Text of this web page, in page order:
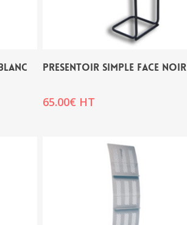
PRESENTOIR SIMPLE FACE NOIR
65.00€ HT